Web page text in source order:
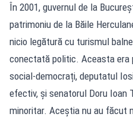
În 2001, guvernul de la
patrimoniu de la Băile
nicio legătură cu turismul
conectată politic. Aceasta era
social-democrați, deputatul
efectiv, și senatorul Doru Ioan
minoritar. Aceștia nu au făcut